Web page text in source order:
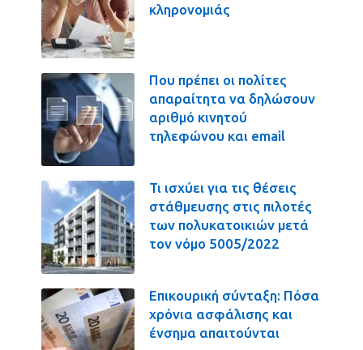
κληρονομιάς
Που πρέπει οι πολίτες
απαραίτητα να δηλώσουν
αριθμό κινητού
τηλεφώνου και email
Τι ισχύει για τις θέσεις
στάθμευσης στις πιλοτές
των πολυκατοικιών μετά
τον νόμο 5005/2022
Επικουρική σύνταξη: Πόσα
χρόνια ασφάλισης και
ένσημα απαιτούνται